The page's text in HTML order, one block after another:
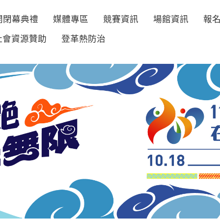
閉幕典禮 媒體專區 競賽資訊 場館資訊
報
會資源贊助
登革熱防治